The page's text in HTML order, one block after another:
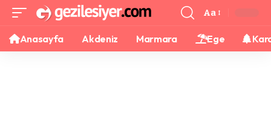
Aa
Anasayfa Akdeniz Marmara Ege